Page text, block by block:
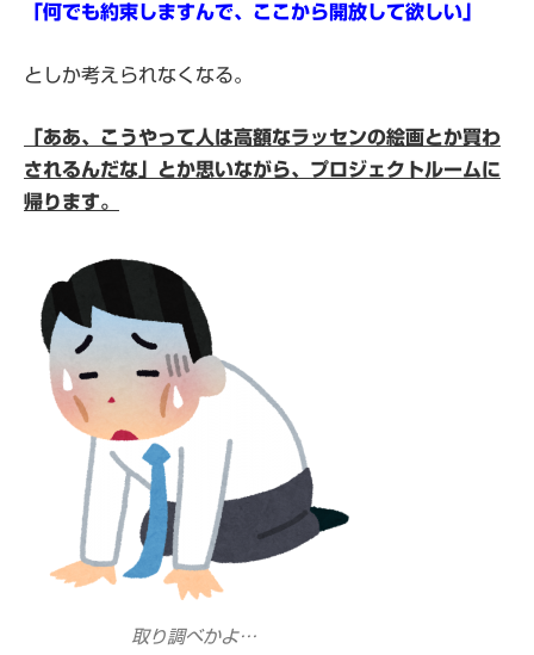
「何でも約束しますんで、ここから開放して欲しい」
としか考えられなくなる。
「ああ、こうやって人は高額なラッセンの絵画とか買わ
されるんだな」とか思いながら、プロジェクトルームに
帰ります。
取り調べかよ…